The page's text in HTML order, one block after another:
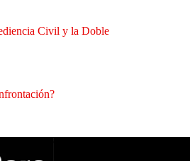
Civil y la Doble